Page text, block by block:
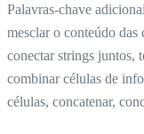
Palavras-chave
mesclar o conteúdo das
conectar strings juntos,
combinar células de
células, concatenar,